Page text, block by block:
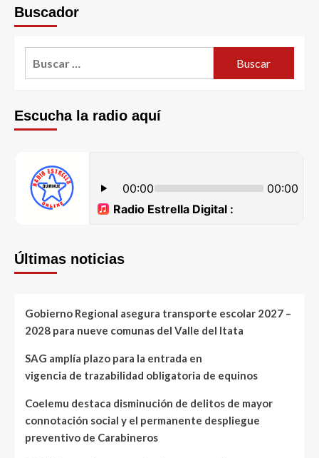
Buscador
Escucha la radio aquí
Últimas noticias
Gobierno Regional asegura transporte escolar 2027 –
2028 para nueve comunas del Valle del Itata
SAG amplía plazo para la entrada en
vigencia de trazabilidad obligatoria de equinos
Coelemu destaca disminución de delitos de mayor
connotación social y el permanente despliegue
preventivo de Carabineros